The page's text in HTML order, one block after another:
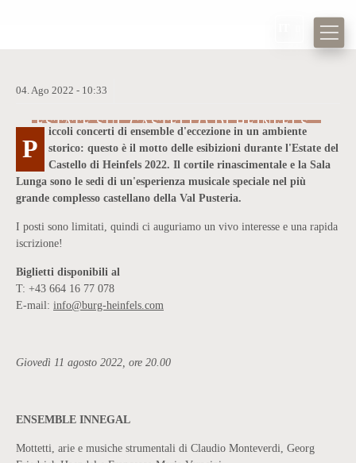
04.Ago 2022 - 10:33
ESTATE SUL CASTELLO DI HEINFELS
CONCERTI IN UN AMBIENTE STORICO
P
iccoli concerti di ensemble d'eccezione in un ambiente
storico: questo è il motto delle esibizioni durante l'Estate del
Castello di Heinfels 2022. Il cortile rinascimentale e la Sala
Lunga sono le sedi di un'esperienza musicale speciale nel più
grande complesso castellano della Val Pusteria.
I posti sono limitati, quindi ci auguriamo un vivo interesse e una rapida
iscrizione!
Biglietti disponibili al
T: +43 664 16 77 078
E-mail: info@burg-heinfels.com
Giovedì 11 agosto 2022, ore 20.00
ENSEMBLE INNEGAL
Mottetti, arie e musiche strumentali di Claudio Monteverdi, Georg